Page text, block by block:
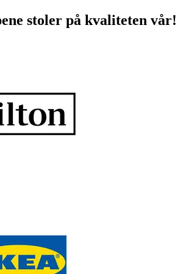
stoler på kvaliteten vår!